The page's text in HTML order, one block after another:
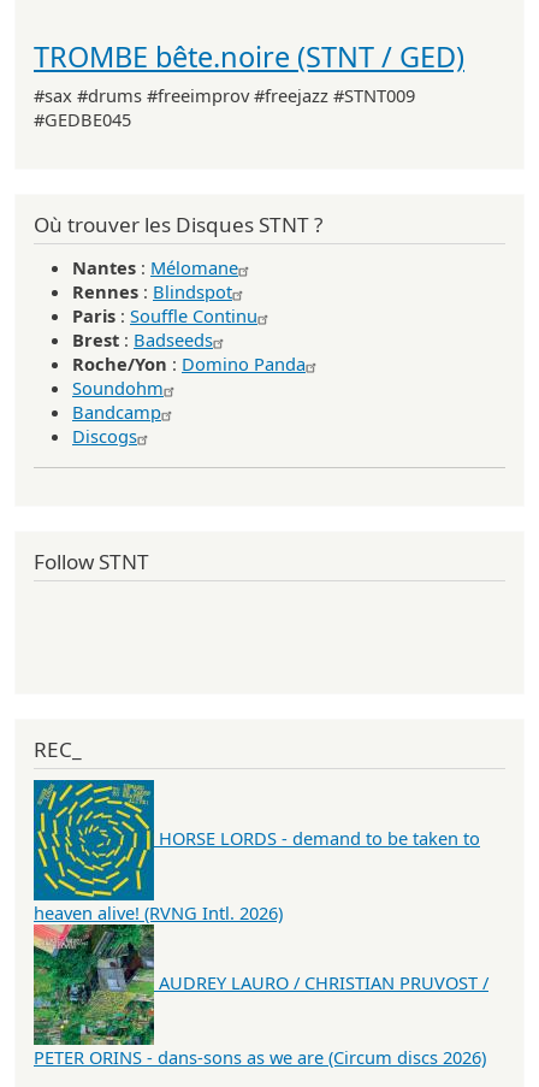
TROMBE bête.noire (STNT / GED)
#sax #drums #freeimprov #freejazz #STNT009
#GEDBE045
Où trouver les Disques STNT ?
Nantes : Mélomane
Rennes : Blindspot
Paris : Souffle Continu
Brest : Badseeds
Roche/Yon : Domino Panda
Soundohm
Bandcamp
Discogs
Follow STNT
REC_
HORSE LORDS - demand to be taken to
heaven alive! (RVNG Intl. 2026)
AUDREY LAURO / CHRISTIAN PRUVOST /
PETER ORINS - dans-sons as we are (Circum discs 2026)